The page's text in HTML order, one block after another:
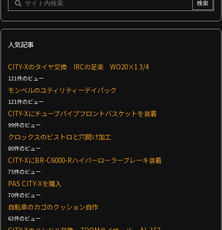
人気記事
CITY-Xのタイヤ交換 IRCの足楽 WO20×1 3/4
121件のビュー
モンベルのユティリティーデイパック
121件のビュー
CITY-Xにチューブパイプフロントバスケットを装着
99件のビュー
クロックスのビストロと穴開け加工
80件のビュー
CITY-XにBR-C6000-Rハイパーローラーブレーキ装着
75件のビュー
PAS CITY-Xを購入
70件のビュー
自転車のカゴのクッション自作
63件のビュー